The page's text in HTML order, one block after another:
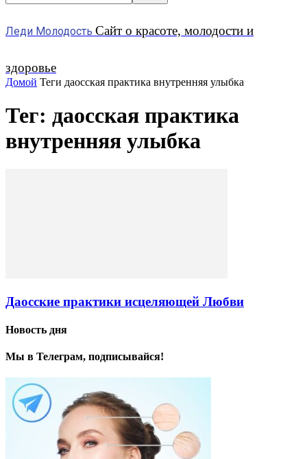
Леди Молодость Сайт о красоте, молодости и
здоровье
Домой Теги даосская практика внутренняя улыбка
Тег: даосская практика
внутренняя улыбка
Даосские практики исцеляющей Любви
Новость дня
Мы в Телеграм, подписывайся!